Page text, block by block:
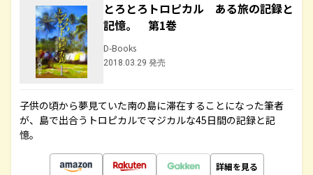
とろとろトロピカル ある旅の記録と
記憶。 第1巻
D-Books
2018.03.29 発売
子供の頃から夢見ていた南の島に滞在することになった筆者
が、島で出合うトロピカルでマジカルな45日間の記録と記
憶。
詳細を見る